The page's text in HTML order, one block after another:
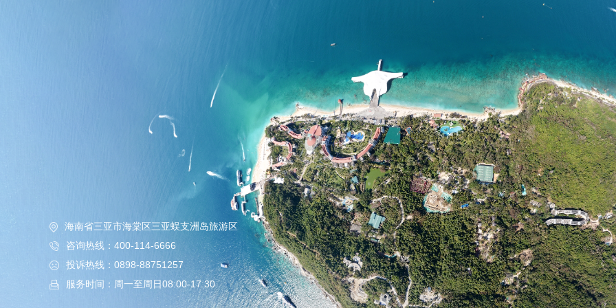
海南省三亚市海棠区三亚蜈支洲岛旅游区
咨询热线：400-114-6666
投诉热线：0898-88751257
服务时间：周一至周日08:00-17:30